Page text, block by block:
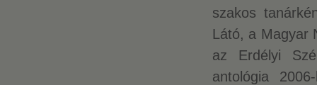
szakos
Látó, a Magyar
az Erdélyi
antológia